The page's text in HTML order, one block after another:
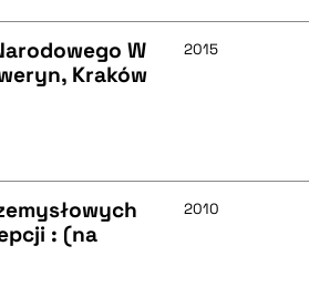
W
Kraków
2015
: (na
2010